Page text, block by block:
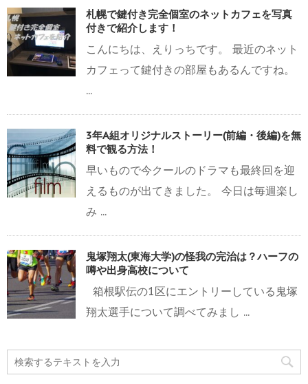
札幌で鍵付き完全個室のネットカフェを写真
付きで紹介します！
こんにちは、えりっちです。 最近のネット
カフェって鍵付きの部屋もあるんですね。
...
3年A組オリジナルストーリー(前編・後編)を無
料で観る方法！
早いもので今クールのドラマも最終回を迎
えるものが出てきました。 今日は毎週楽し
み ...
鬼塚翔太(東海大学)の怪我の完治は？ハーフの
噂や出身高校について
箱根駅伝の1区にエントリーしている鬼塚
翔太選手について調べてみまし ...